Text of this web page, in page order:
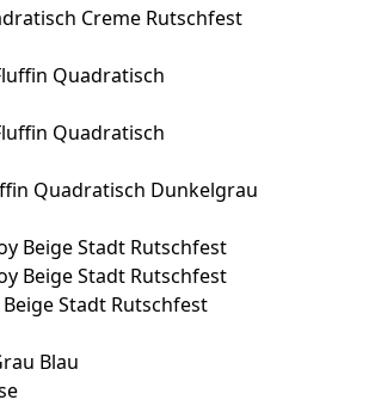
Creme Rutschfest
Quadratisch Dunkelgrau
Beige Stadt Rutschfest